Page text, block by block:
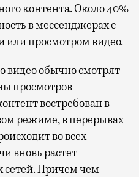
контента. Около 40%
в мессенджерах с
просмотром видео.
видео обычно смотрят
просмотров
востребован в
режиме, в перерывах
во всех
вновь растет
сетей. Причем чем